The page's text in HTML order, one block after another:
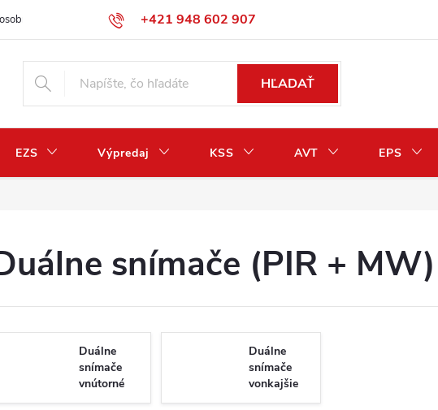
+421 948 602 907
údajov Odstúpenie od zmluvy / vrátenie peňazí
HĽADAŤ
EZS Výpredaj KSS AVT EPS
snímače (PIR + MW)
Duálne
snímače
vnútorné
Duálne
snímače
vonkajšie